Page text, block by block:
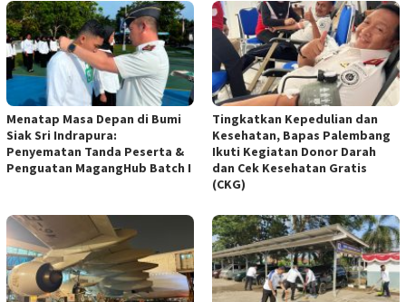
Menatap Masa Depan di Bumi
Siak Sri Indrapura:
Penyematan Tanda Peserta &
Penguatan MagangHub Batch I
Tingkatkan Kepedulian dan
Kesehatan, Bapas Palembang
Ikuti Kegiatan Donor Darah
dan Cek Kesehatan Gratis
(CKG)